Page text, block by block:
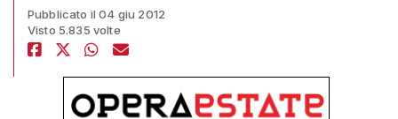
Pubblicato il 04 giu 2012
Visto 5.835 volte